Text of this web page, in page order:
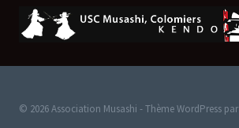
© 2026 Association Musashi - Thème WordPress par